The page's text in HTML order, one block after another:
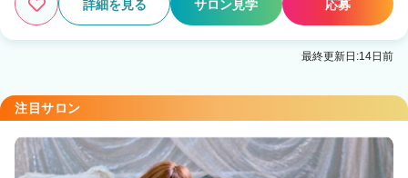
詳細を見る サロン見学 応募
最終更新日:14日前
注目サロン